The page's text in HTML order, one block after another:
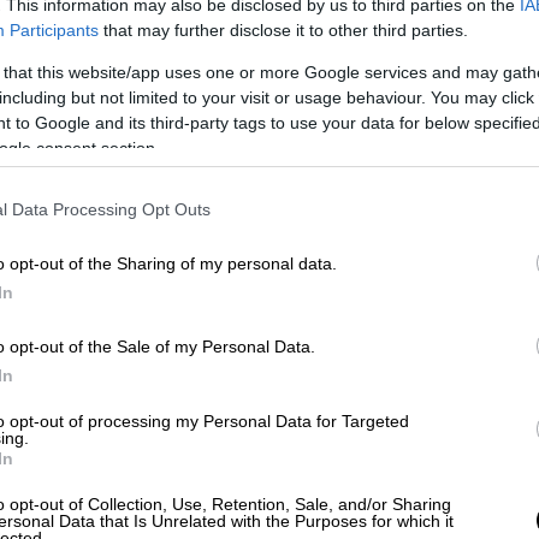
This information may also be disclosed by us to third parties on the
Participants that may further disclose it to other third parties.
that this website/app uses one or more Google services and may
but not limited to your visit or usage behaviour. You may
to Google and its third-party tags to use your data for below
consent section.
Data Processing Opt Outs
opt-out of the Sharing of my personal data.
opt-out of the Sale of my Personal Data.
opt-out of processing my Personal Data for Targeted
opt-out of Collection, Use, Retention, Sale, and/or Sharing
Data that Is Unrelated with the Purposes for which it
αναλάβει την Προεδρία για την
τη Μεσόγειο
Ο πρωθυπουργός ανακοίνωσε μέτρα
και πρωτοβουλίες για τις επιπτώσεις
Μεσίστιες οι σημαίες στο
Μίκη Θεοδωράκη
αεροδρομίου ακούγονται τραγούδια